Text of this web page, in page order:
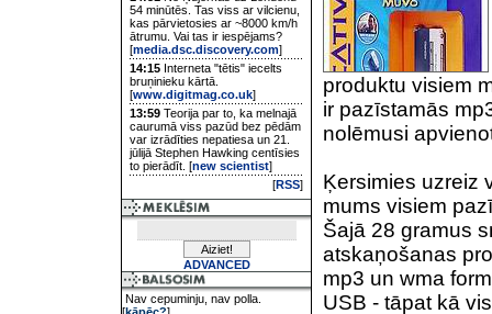
54 minūtēs. Tas viss ar vilcienu,
kas pārvietosies ar ~8000 km/h
ātrumu. Vai tas ir iespējams?
[media.dsc.discovery.com]
14:15 Interneta "tētis" iecelts
bruņinieku kārtā.
[www.digitmag.co.uk]
13:59 Teorija par to, ka melnajā
caurumā viss pazūd bez pēdām
var izrādīties nepatiesa un 21.
jūlijā Stephen Hawking centīsies
to pierādīt. [new scientist]
[RSS]
ADVANCED
Nav cepuminju, nav polla.
produktu visiem
ir pazīstamās
nolēmusi
Ķersimies uzreiz
mums visiem
Šajā 28 gramus
atskaņošanas
mp3 un wma
USB - tāpat kā